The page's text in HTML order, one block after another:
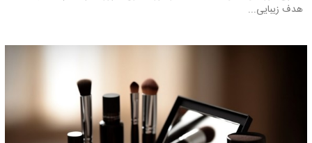
هدف زیبایی...